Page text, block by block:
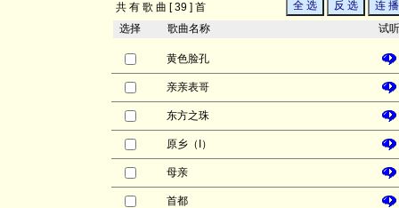
共 有 歌 曲 [ 39 ] 首
选择
歌曲名称 试听
黄色脸孔
亲亲表哥
东方之珠
原乡（I）
母亲
首都